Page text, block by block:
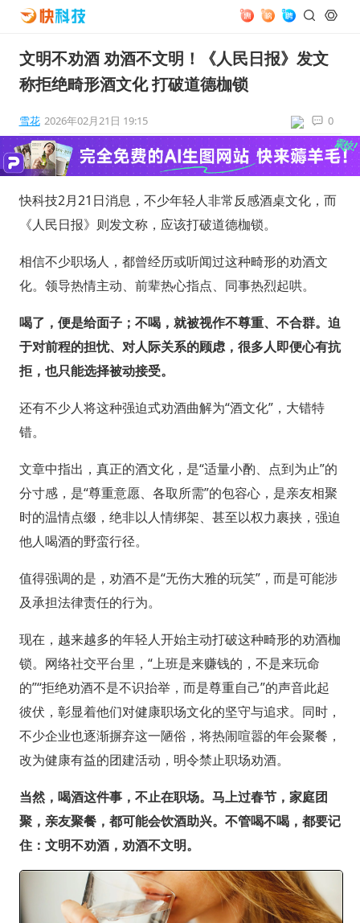
文明不劝酒 劝酒不文明！《人民日报》发文
称拒绝畸形酒文化 打破道德枷锁
雪花 2026年02月21日 19:15 0
快科技2月21日消息，不少年轻人非常反感酒桌文化，而
《人民日报》则发文称，应该打破道德枷锁。
相信不少职场人，都曾经历或听闻过这种畸形的劝酒文
化。领导热情主动、前辈热心指点、同事热烈起哄。
喝了，便是给面子；不喝，就被视作不尊重、不合群。迫
于对前程的担忧、对人际关系的顾虑，很多人即便心有抗
拒，也只能选择被动接受。
还有不少人将这种强迫式劝酒曲解为“酒文化”，大错特
错。
文章中指出，真正的酒文化，是“适量小酌、点到为止”的
分寸感，是“尊重意愿、各取所需”的包容心，是亲友相聚
时的温情点缀，绝非以人情绑架、甚至以权力裹挟，强迫
他人喝酒的野蛮行径。
值得强调的是，劝酒不是“无伤大雅的玩笑”，而是可能涉
及承担法律责任的行为。
现在，越来越多的年轻人开始主动打破这种畸形的劝酒枷
锁。网络社交平台里，“上班是来赚钱的，不是来玩命
的”“拒绝劝酒不是不识抬举，而是尊重自己”的声音此起
彼伏，彰显着他们对健康职场文化的坚守与追求。同时，
不少企业也逐渐摒弃这一陋俗，将热闹喧嚣的年会聚餐，
改为健康有益的团建活动，明令禁止职场劝酒。
当然，喝酒这件事，不止在职场。马上过春节，家庭团
聚，亲友聚餐，都可能会饮酒助兴。不管喝不喝，都要记
住：文明不劝酒，劝酒不文明。